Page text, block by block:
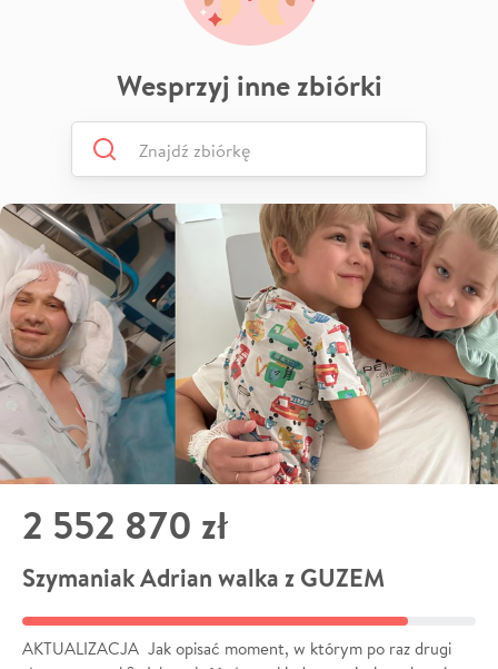
Wesprzyj inne zbiórki
2 552 870 zł
Szymaniak Adrian walka z GUZEM
AKTUALIZACJA Jak opisać moment, w którym po raz drugi